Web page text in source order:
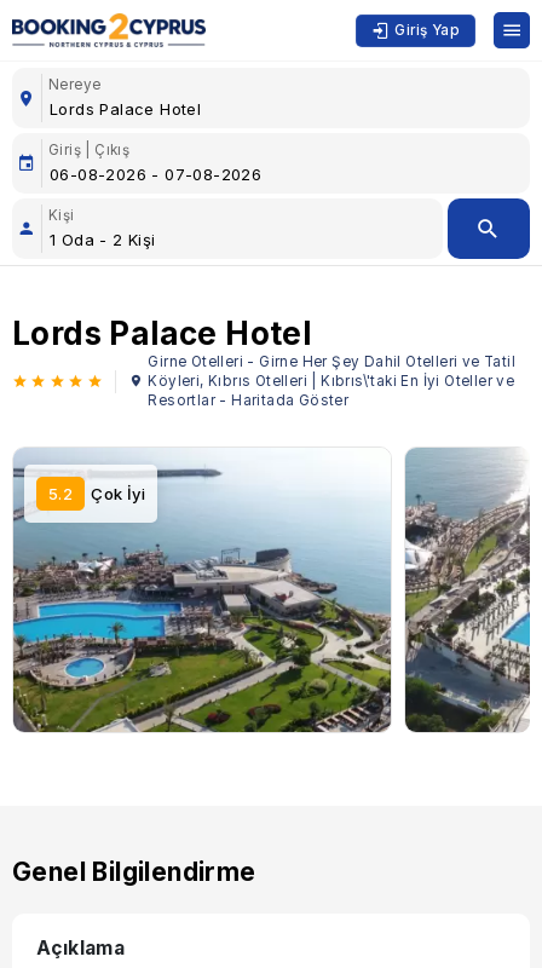
Giriş Yap
Nereye
Giriş | Çıkış
Kişi
Lords Palace Hotel
Girne Otelleri - Girne Her Şey Dahil Otelleri ve Tatil
Köyleri, Kıbrıs Otelleri | Kıbrıs\'taki En İyi Oteller ve
Resortlar - Haritada Göster
5.2 Çok İyi
Genel Bilgilendirme
Açıklama